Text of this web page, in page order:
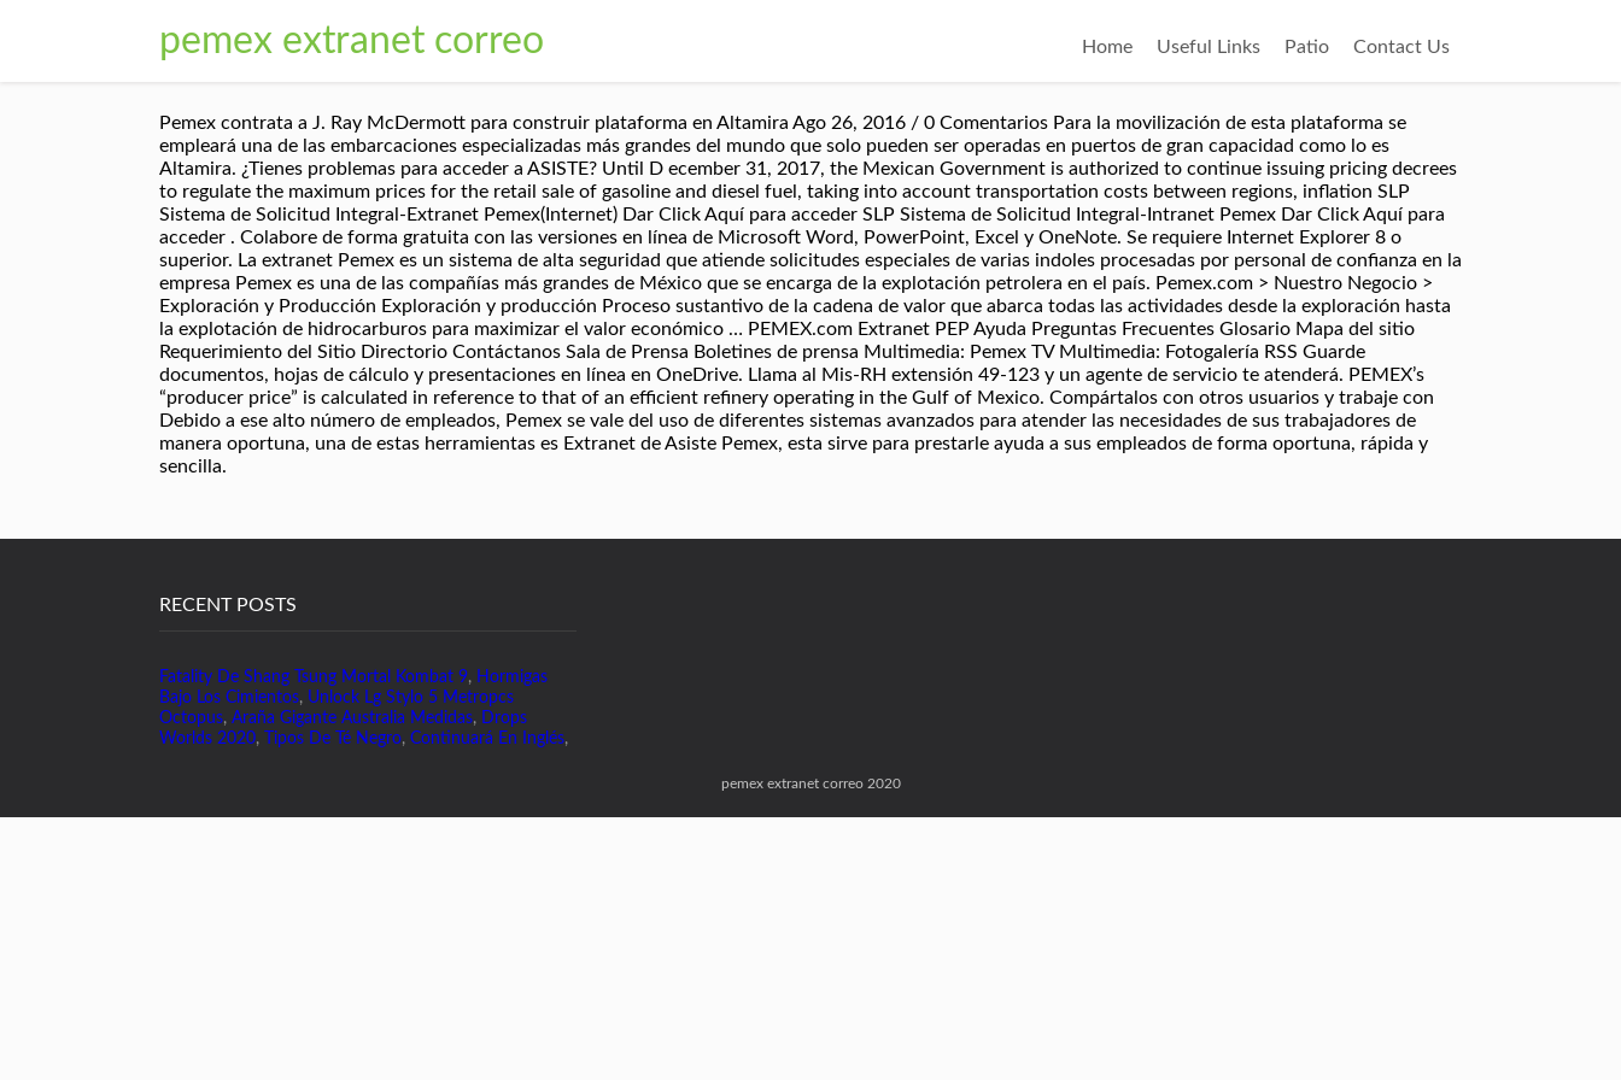
pemex extranet correo Home Useful Links Patio Contact Us
Pemex contrata a J. Ray McDermott para construir plataforma en Altamira Ago 26, 2016 / 0 Comentarios Para la movilización de esta plataforma se
empleará una de las embarcaciones especializadas más grandes del mundo que solo pueden ser operadas en puertos de gran capacidad como lo es
Altamira. ¿Tienes problemas para acceder a ASISTE? Until D ecember 31, 2017, the Mexican Government is authorized to continue issuing pricing decrees
to regulate the maximum prices for the retail sale of gasoline and diesel fuel, taking into account transportation costs between regions, inflation SLP
Sistema de Solicitud Integral-Extranet Pemex(Internet) Dar Click Aquí para acceder SLP Sistema de Solicitud Integral-Intranet Pemex Dar Click Aquí para
acceder . Colabore de forma gratuita con las versiones en línea de Microsoft Word, PowerPoint, Excel y OneNote. Se requiere Internet Explorer 8 o
superior. La extranet Pemex es un sistema de alta seguridad que atiende solicitudes especiales de varias indoles procesadas por personal de confianza en la
empresa Pemex es una de las compañías más grandes de México que se encarga de la explotación petrolera en el país. Pemex.com > Nuestro Negocio >
Exploración y Producción Exploración y producción Proceso sustantivo de la cadena de valor que abarca todas las actividades desde la exploración hasta
la explotación de hidrocarburos para maximizar el valor económico … PEMEX.com Extranet PEP Ayuda Preguntas Frecuentes Glosario Mapa del sitio
Requerimiento del Sitio Directorio Contáctanos Sala de Prensa Boletines de prensa Multimedia: Pemex TV Multimedia: Fotogalería RSS Guarde
documentos, hojas de cálculo y presentaciones en línea en OneDrive. Llama al Mis-RH extensión 49-123 y un agente de servicio te atenderá. PEMEX’s
“producer price” is calculated in reference to that of an efficient refinery operating in the Gulf of Mexico. Compártalos con otros usuarios y trabaje con
Debido a ese alto número de empleados, Pemex se vale del uso de diferentes sistemas avanzados para atender las necesidades de sus trabajadores de
manera oportuna, una de estas herramientas es Extranet de Asiste Pemex, esta sirve para prestarle ayuda a sus empleados de forma oportuna, rápida y
sencilla.
RECENT POSTS
Fatality De Shang Tsung Mortal Kombat 9, Hormigas
Bajo Los Cimientos, Unlock Lg Stylo 5 Metropcs
Octopus, Araña Gigante Australia Medidas, Drops
Worlds 2020, Tipos De Té Negro, Continuará En Inglés,
pemex extranet correo 2020